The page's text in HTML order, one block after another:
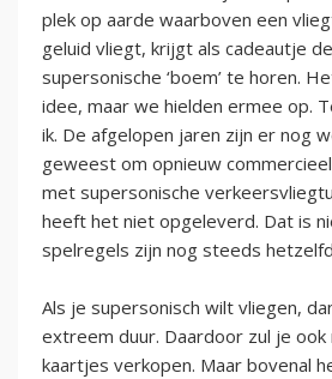
plek op aarde waarboven een
geluid vliegt, krijgt als cadeautje
supersonische ‘boem’ te horen.
idee, maar we hielden ermee op.
ik. De afgelopen jaren zijn er nog
geweest om opnieuw
met supersonische
heeft het niet opgeleverd. Dat is
spelregels zijn nog steeds
Als je supersonisch wilt vliegen,
extreem duur. Daardoor zul je ook
kaartjes verkopen. Maar bovenal